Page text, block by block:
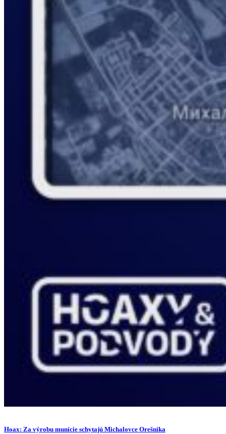
Hoax: Za výrobu munície schytajú Michalovce Orešnika